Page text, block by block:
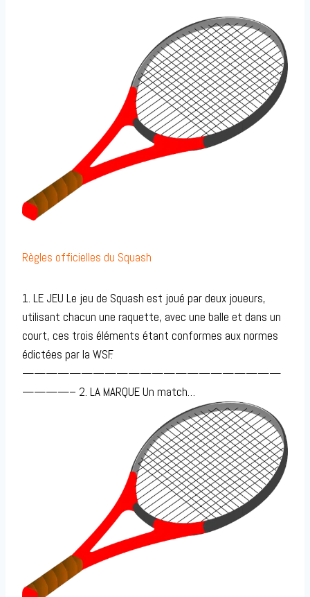
Règles officielles du Squash
1. LE JEU Le jeu de Squash est joué par deux joueurs,
utilisant chacun une raquette, avec une balle et dans un
court, ces trois éléments étant conformes aux normes
édictées par la WSF.
——————————————————————
————– 2. LA MARQUE Un match…